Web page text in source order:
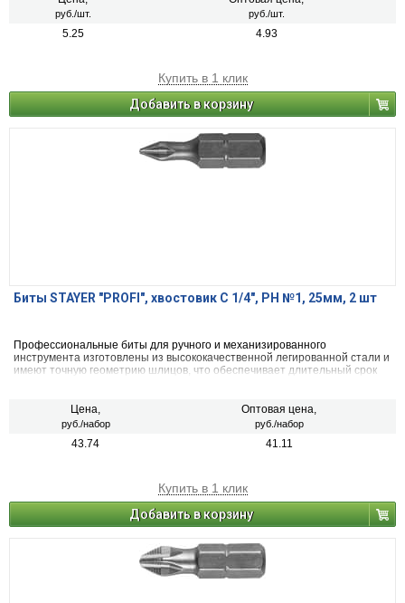
руб./шт. руб./шт.
5.25 4.93
Купить в 1 клик
Добавить в корзину
Биты STAYER "PROFI", хвостовик C 1/4", PH №1, 25мм, 2 шт
Профессиональные биты для ручного и механизированного
инструмента изготовлены из высококачественной легированной стали и
имеют точную геометрию шлицов, что обеспечивает длительный срок
Цена,
руб./набор
Оптовая цена,
руб./набор
43.74 41.11
Купить в 1 клик
Добавить в корзину